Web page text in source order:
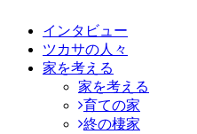
インタビュー
ツカサの人々
家を考える
家を考える
育ての家
終の棲家